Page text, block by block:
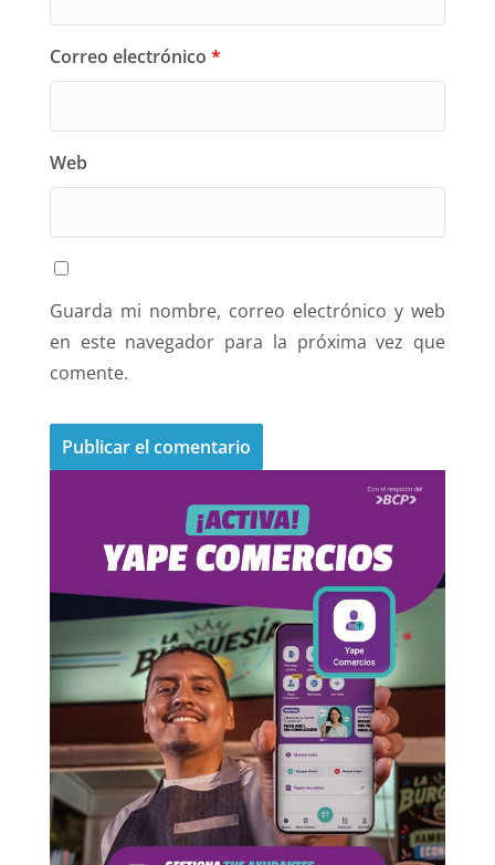
Correo electrónico *
Web
Guarda mi nombre, correo electrónico y web
en este navegador para la próxima vez que
comente.